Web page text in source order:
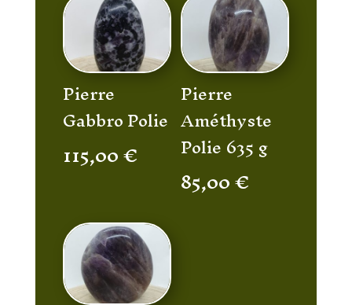
Pierre
Gabbro Polie
115,00€
Pierre
Améthyste
Polie 635 g
85,00€